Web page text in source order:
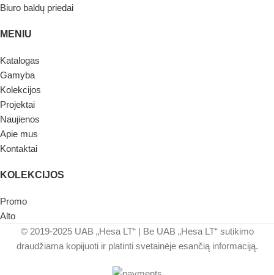
Biuro baldų priedai
MENIU
Katalogas
Gamyba
Kolekcijos
Projektai
Naujienos
Apie mus
Kontaktai
KOLEKCIJOS
Promo
Alto
© 2019-2025 UAB „Hesa LT“ | Be UAB „Hesa LT“ sutikimo
draudžiama kopijuoti ir platinti svetainėje esančią informaciją.